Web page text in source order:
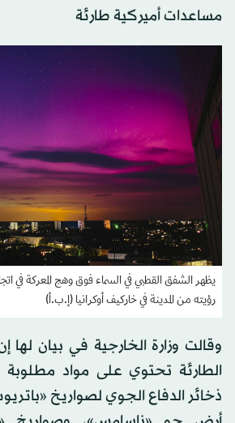
مساعدات أميركية طارئة
يظهر الشفق القطبي في السماء فوق وهج المعركة في
رؤيته من المدينة في خاركيف أوكرانيا (إ.ب.أ)
وقالت وزارة الخارجية في بيان لها
الطارئة تحتوي على مواد
ذخائر الدفاع الجوي لصواريخ